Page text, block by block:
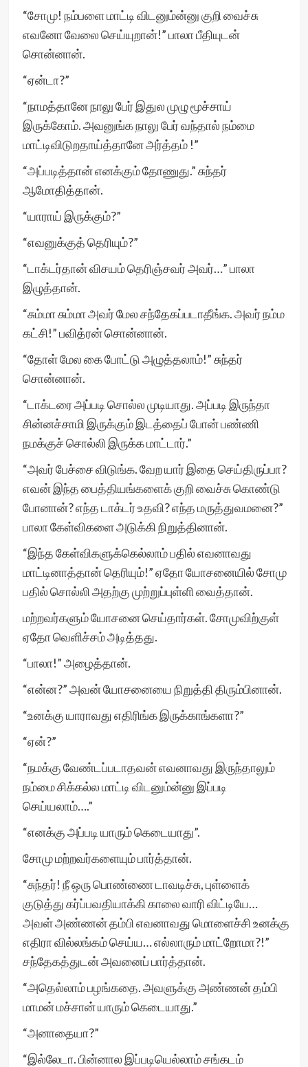
“சோமு! நம்பளை மாட்டி விடனும்ன்னு குறி வைச்சு
எவனோ வேலை செய்யுறான்!” பாலா பீதியுடன்
சொன்னான்.
“ஏன்டா?”
“நாமத்தானே நாலு பேர் இதுல முழு மூச்சாய்
இருக்கோம். அவனுங்க நாலு பேர் வந்தால் நம்மை
மாட்டிவிடுறதாய்த்தானே அர்த்தம் !”
“அப்படித்தான் எனக்கும் தோணுது.” சுந்தர்
ஆமோதித்தான்.
“யாராய் இருக்கும்?”
“எவனுக்குத் தெரியும்?”
“டாக்டர்தான் விசயம் தெரிஞ்சவர் அவர்…” பாலா
இழுத்தான்.
“சும்மா சும்மா அவர் மேல சந்தேகப்படாதீங்க. அவர் நம்ம
கட்சி!” பவித்ரன் சொன்னான்.
“தோள் மேல கை போட்டு அழுத்தலாம்!” சுந்தர்
சொன்னான்.
“டாக்டரை அப்படி சொல்ல முடியாது. அப்படி இருந்தா
சின்னச்சாமி இருக்கும் இடத்தைப் போன் பண்ணி
நமக்குச் சொல்லி இருக்க மாட்டார்.”
“அவர் பேச்சை விடுங்க. வேற யார் இதை செய்திருப்பா?
எவன் இந்த பைத்தியங்களைக் குறி வைச்சு கொண்டு
போனான்? எந்த டாக்டர் உதவி? எந்த மருத்துவமனை?”
பாலா கேள்விகளை அடுக்கி நிறுத்தினான்.
“இந்த கேள்விகளுக்கெல்லாம் பதில் எவனாவது
மாட்டினாத்தான் தெரியும்!” ஏதோ யோசனையில் சோமு
பதில் சொல்லி அதற்கு முற்றுப்புள்ளி வைத்தான்.
மற்றவர்களும் யோசனை செய்தார்கள். சோமுவிற்குள்
ஏதோ வெளிச்சம் அடித்தது.
“பாலா!” அழைத்தான்.
“என்ன?” அவன் யோசனையை நிறுத்தி திரும்பினான்.
“உனக்கு யாராவது எதிரிங்க இருக்காங்களா?”
“ஏன்?”
“நமக்கு வேண்டப்படாதவன் எவனாவது இருந்தாலும்
நம்மை சிக்கல்ல மாட்டி விடனும்ன்னு இப்படி
செய்யலாம்….”
“எனக்கு அப்படி யாரும் கெடையாது”.
சோமு மற்றவர்களையும் பார்த்தான்.
“சுந்தர்! நீ ஒரு பொண்ணை டாவடிச்சு, புள்ளைக்
குடுத்து கர்ப்பவதியாக்கி காலை வாரி விட்டியே…
அவள் அண்ணன் தம்பி எவனாவது மொளைச்சி உனக்கு
எதிரா வில்லங்கம் செய்ய… எல்லாரும் மாட்றோமா?!”
சந்தேகத்துடன் அவனைப் பார்த்தான்.
“அதெல்லாம் பழங்கதை. அவளுக்கு அண்ணன் தம்பி
மாமன் மச்சான் யாரும் கெடையாது.”
“அனாதையா?”
“இல்லேடா. பின்னால இப்படியெல்லாம் சங்கடம்